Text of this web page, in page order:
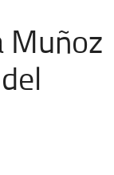
Muñoz